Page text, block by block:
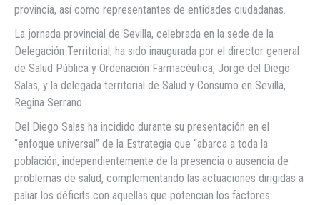
provincia, así como representantes de entidades ciudadanas.
La jornada provincial de Sevilla, celebrada en la sede de la
Delegación Territorial, ha sido inaugurada por el director general
de Salud Pública y Ordenación Farmacéutica, Jorge del Diego
Salas, y la delegada territorial de Salud y Consumo en Sevilla,
Regina Serrano.
Del Diego Salas ha incidido durante su presentación en el
“enfoque universal” de la Estrategia que “abarca a toda la
población, independientemente de la presencia o ausencia de
problemas de salud, complementando las actuaciones dirigidas a
paliar los déficits con aquellas que potencian los factores